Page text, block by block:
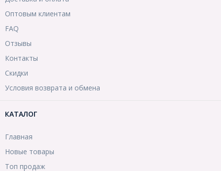
Оптовым клиентам
FAQ
Отзывы
Контакты
Скидки
Условия возврата и обмена
КАТАЛОГ
Главная
Новые товары
Топ продаж